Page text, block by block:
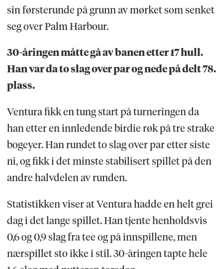
sin førsterunde på grunn av mørket som senket
seg over Palm Harbour.
30-åringen måtte gå av banen etter 17 hull.
Han var da to slag over par og nede på delt 78.
plass.
Ventura fikk en tung start på turneringen da
han etter en innledende birdie røk på tre strake
bogeyer. Han rundet to slag over par etter siste
ni, og fikk i det minste stabilisert spillet på den
andre halvdelen av runden.
Statistikken viser at Ventura hadde en helt grei
dag i det lange spillet. Han tjente henholdsvis
0,6 og 0,9 slag fra tee og på innspillene, men
nærspillet sto ikke i stil. 30-åringen tapte hele